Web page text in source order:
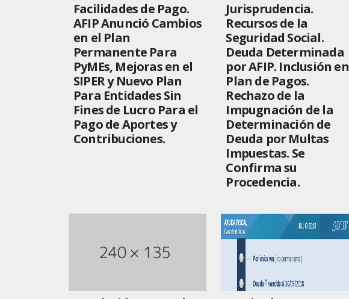
Facilidades de Pago.
AFIP Anunció Cambios
en el Plan
Permanente Para
PyMEs, Mejoras en el
SIPER y Nuevo Plan
Para Entidades Sin
Fines de Lucro Para el
Pago de Aportes y
Contribuciones.
Jurisprudencia.
Recursos de la
Seguridad Social.
Deuda Determinada
por AFIP. Inclusión en
Plan de Pagos.
Rechazo de la
Impugnación de la
Determinación de
Deuda por Multas
Impuestas. Se
Confirma su
Procedencia.